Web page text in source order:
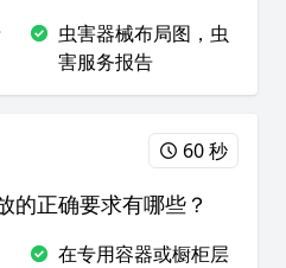
虫害器械布局图，虫
害服务报告
60 秒
的正确要求有哪些？
在专用容器或橱柜层